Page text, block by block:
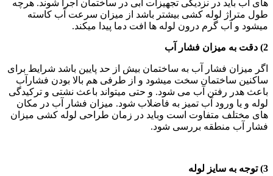
های آب باید در نزدیکی تجهیزات آبی در ساختمان اجرا شوند. هرچه
طول متراژ لوله کشی بیشتر باشد از میزان سرعت آب کاسته
میشود و آب گرم درون لوله ها افت دما پیدا میکند.
2) دقت به میزان فشار آب
اگر میزان فشار آب به ساختمان بیش از حد پایین باشد شرایط برای
ساکنین ساختمان سخت میشود و از طرفی هم بالا بودن فشارآب
باعث هدر رفتن آب می شود. و حتی میتواند باعث نشتی و ترکیدگی
لوله و یا ورود آب تمیز به فاضلاب شود. میزان فشار آب در مکان
های مختلف متفاوت است وباید در زمان طراحی لوله کشی میزان
فشار آب منطقه بررسی شود.
3) توجه به سایز لوله